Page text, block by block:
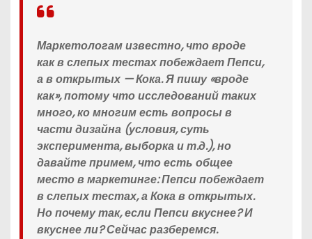
Маркетологам известно, что вроде
как в слепых тестах побеждает Пепси,
а в открытых — Кока. Я пишу «вроде
как», потому что исследований таких
много, ко многим есть вопросы в
части дизайна (условия, суть
эксперимента, выборка и т.д.), но
давайте примем, что есть общее
место в маркетинге: Пепси побеждает
в слепых тестах, а Кока в открытых.
Но почему так, если Пепси вкуснее? И
вкуснее ли? Сейчас разберемся.